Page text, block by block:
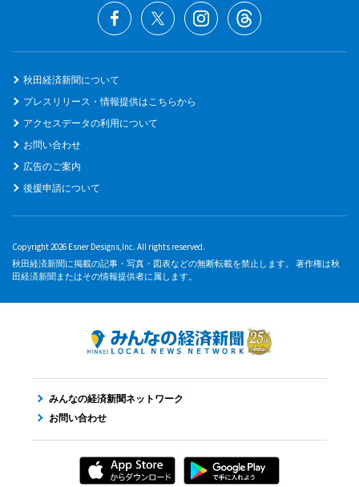
秋田経済新聞について
プレスリリース・情報提供はこちらから
アクセスデータの利用について
お問い合わせ
広告のご案内
後援申請について
Copyright 2026 Esner Designs,Inc. All rights reserved.
秋田経済新聞に掲載の記事・写真・図表などの無断転載を禁止します。 著作権は秋
田経済新聞またはその情報提供者に属します。
みんなの経済新聞ネットワーク
お問い合わせ